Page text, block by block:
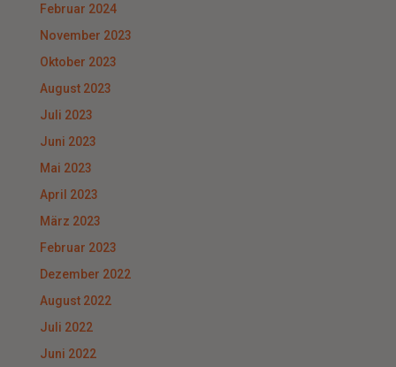
Februar 2024
November 2023
Oktober 2023
August 2023
Juli 2023
Juni 2023
Mai 2023
April 2023
März 2023
Februar 2023
Dezember 2022
August 2022
Juli 2022
Juni 2022